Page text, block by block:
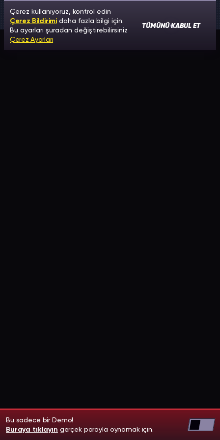
Bu sadece bir Demo!
Buraya tıklayın gerçek parayla oynamak için.
Çerez kullanıyoruz, kontrol edin
Çerez Bildirimidaha fazla bilgi için.
Bu ayarları şuradan değiştirebilirsiniz
Çerez Ayarları
TÜMÜNÜ KABUL ET